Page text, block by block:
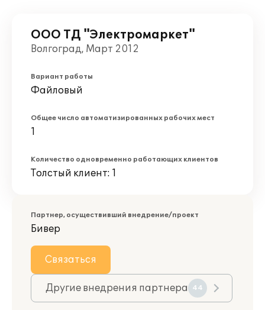
ООО ТД "Электромаркет"
Волгоград, Март 2012
Вариант работы
Файловый
Общее число автоматизированных рабочих мест
1
Количество одновременно работающих клиентов
Толстый клиент: 1
Партнер, осуществивший внедрение/проект
Бивер
Связаться
Другие внедрения партнера 44